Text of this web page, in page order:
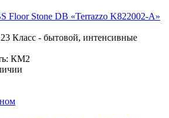
Floor Stone DB «Terrazzo K822002-A»
23 Класс - бытовой, интенсивные
КМ2